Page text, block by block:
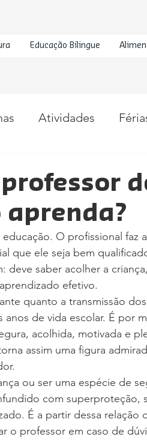
Educação Bilingue
Atividades
O profissional faz
que ele seja bem
deve saber acolher a criança,
efetivo.
quanto a transmissão dos
de vida escolar. É por
acolhida, motivada e
assim uma figura
ou ser uma espécie de
com superproteção,
É a partir dessa relação
o professor em caso de